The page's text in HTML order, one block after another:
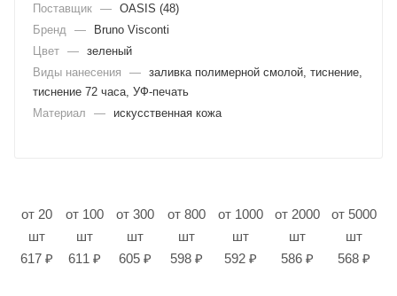
Поставщик — OASIS (48)
Бренд
—
Bruno Visconti
Цвет — зеленый
Виды нанесения
— заливка полимерной смолой, тиснение,
тиснение 72 часа, УФ-печать
Материал
— искусственная кожа
от 20
шт
617 ₽
от 100
шт
611 ₽
от 300
шт
605 ₽
от 800
шт
598 ₽
от 1000
шт
592 ₽
от 2000
шт
586 ₽
от 5000
шт
568 ₽